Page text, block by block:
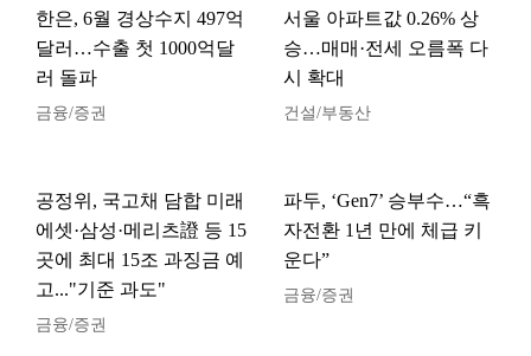
한은, 6월 경상수지 497억
달러…수출 첫 1000억달
러 돌파
금융/증권
서울 아파트값 0.26% 상
승…매매·전세 오름폭 다
시 확대
건설/부동산
공정위, 국고채 담합 미래
에셋·삼성·메리츠證 등 15
곳에 최대 15조 과징금 예
고..."기준 과도"
금융/증권
파두, ‘Gen7’ 승부수…“흑
자전환 1년 만에 체급 키
운다”
금융/증권